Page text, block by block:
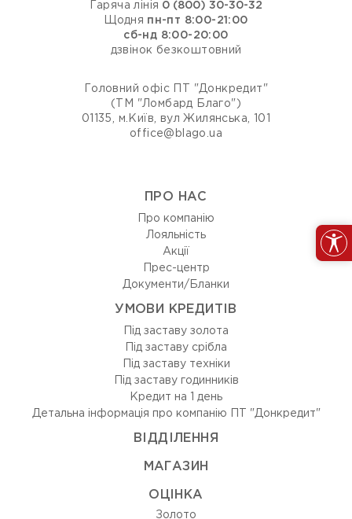
Гаряча лінія 0 (800) 30-30-32
Щодня пн-пт 8:00-21:00
сб-нд 8:00-20:00
дзвінок безкоштовний
Головний офіс ПТ "Донкредит"
(ТМ "Ломбард Благо")
01135, м.Київ, вул Жилянська, 101
office@blago.ua
ПРО НАС
Про компанію
Лояльність
Акції
Прес-центр
Документи/Бланки
УМОВИ КРЕДИТІВ
Під заставу золота
Під заставу срібла
Під заставу техніки
Під заставу годинників
Кредит на 1 день
Детальна інформація про компанію ПТ "Донкредит"
ВIДДIЛЕННЯ
МАГАЗИН
ОЦIНКА
Золото